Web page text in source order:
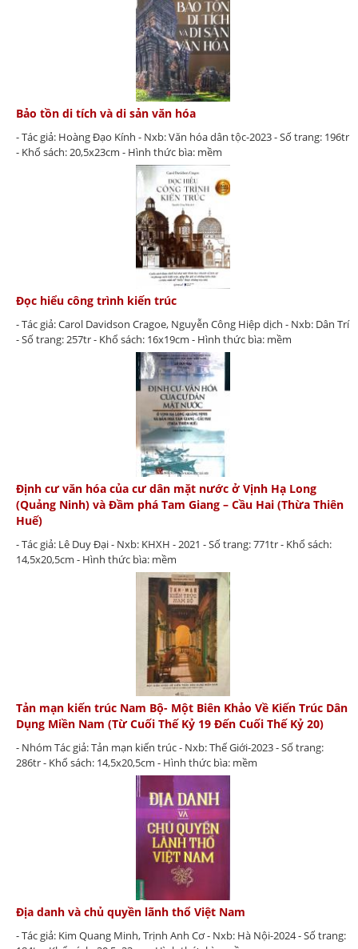
Bảo tồn di tích và di sản văn hóa
- Tác giả: Hoàng Đạo Kính - Nxb: Văn hóa dân tộc-2023 - Số trang: 196tr
- Khổ sách: 20,5x23cm - Hình thức bìa: mềm
Đọc hiểu công trình kiến trúc
- Tác giả: Carol Davidson Cragoe, Nguyễn Công Hiệp dịch - Nxb: Dân Trí
- Số trang: 257tr - Khổ sách: 16x19cm - Hình thức bìa: mềm
Định cư văn hóa của cư dân mặt nước ở Vịnh Hạ Long
(Quảng Ninh) và Đầm phá Tam Giang – Cầu Hai (Thừa Thiên
Huế)
- Tác giả: Lê Duy Đại - Nxb: KHXH - 2021 - Số trang: 771tr - Khổ sách:
14,5x20,5cm - Hình thức bìa: mềm
Tản mạn kiến trúc Nam Bộ- Một Biên Khảo Về Kiến Trúc Dân
Dụng Miền Nam (Từ Cuối Thế Kỷ 19 Đến Cuối Thế Kỷ 20)
- Nhóm Tác giả: Tản mạn kiến trúc - Nxb: Thế Giới-2023 - Số trang:
286tr - Khổ sách: 14,5x20,5cm - Hình thức bìa: mềm
Địa danh và chủ quyền lãnh thổ Việt Nam
- Tác giả: Kim Quang Minh, Trịnh Anh Cơ - Nxb: Hà Nội-2024 - Số trang: